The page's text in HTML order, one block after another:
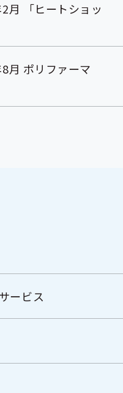
月 「ヒートショッ
月 ポリファーマ
ービス